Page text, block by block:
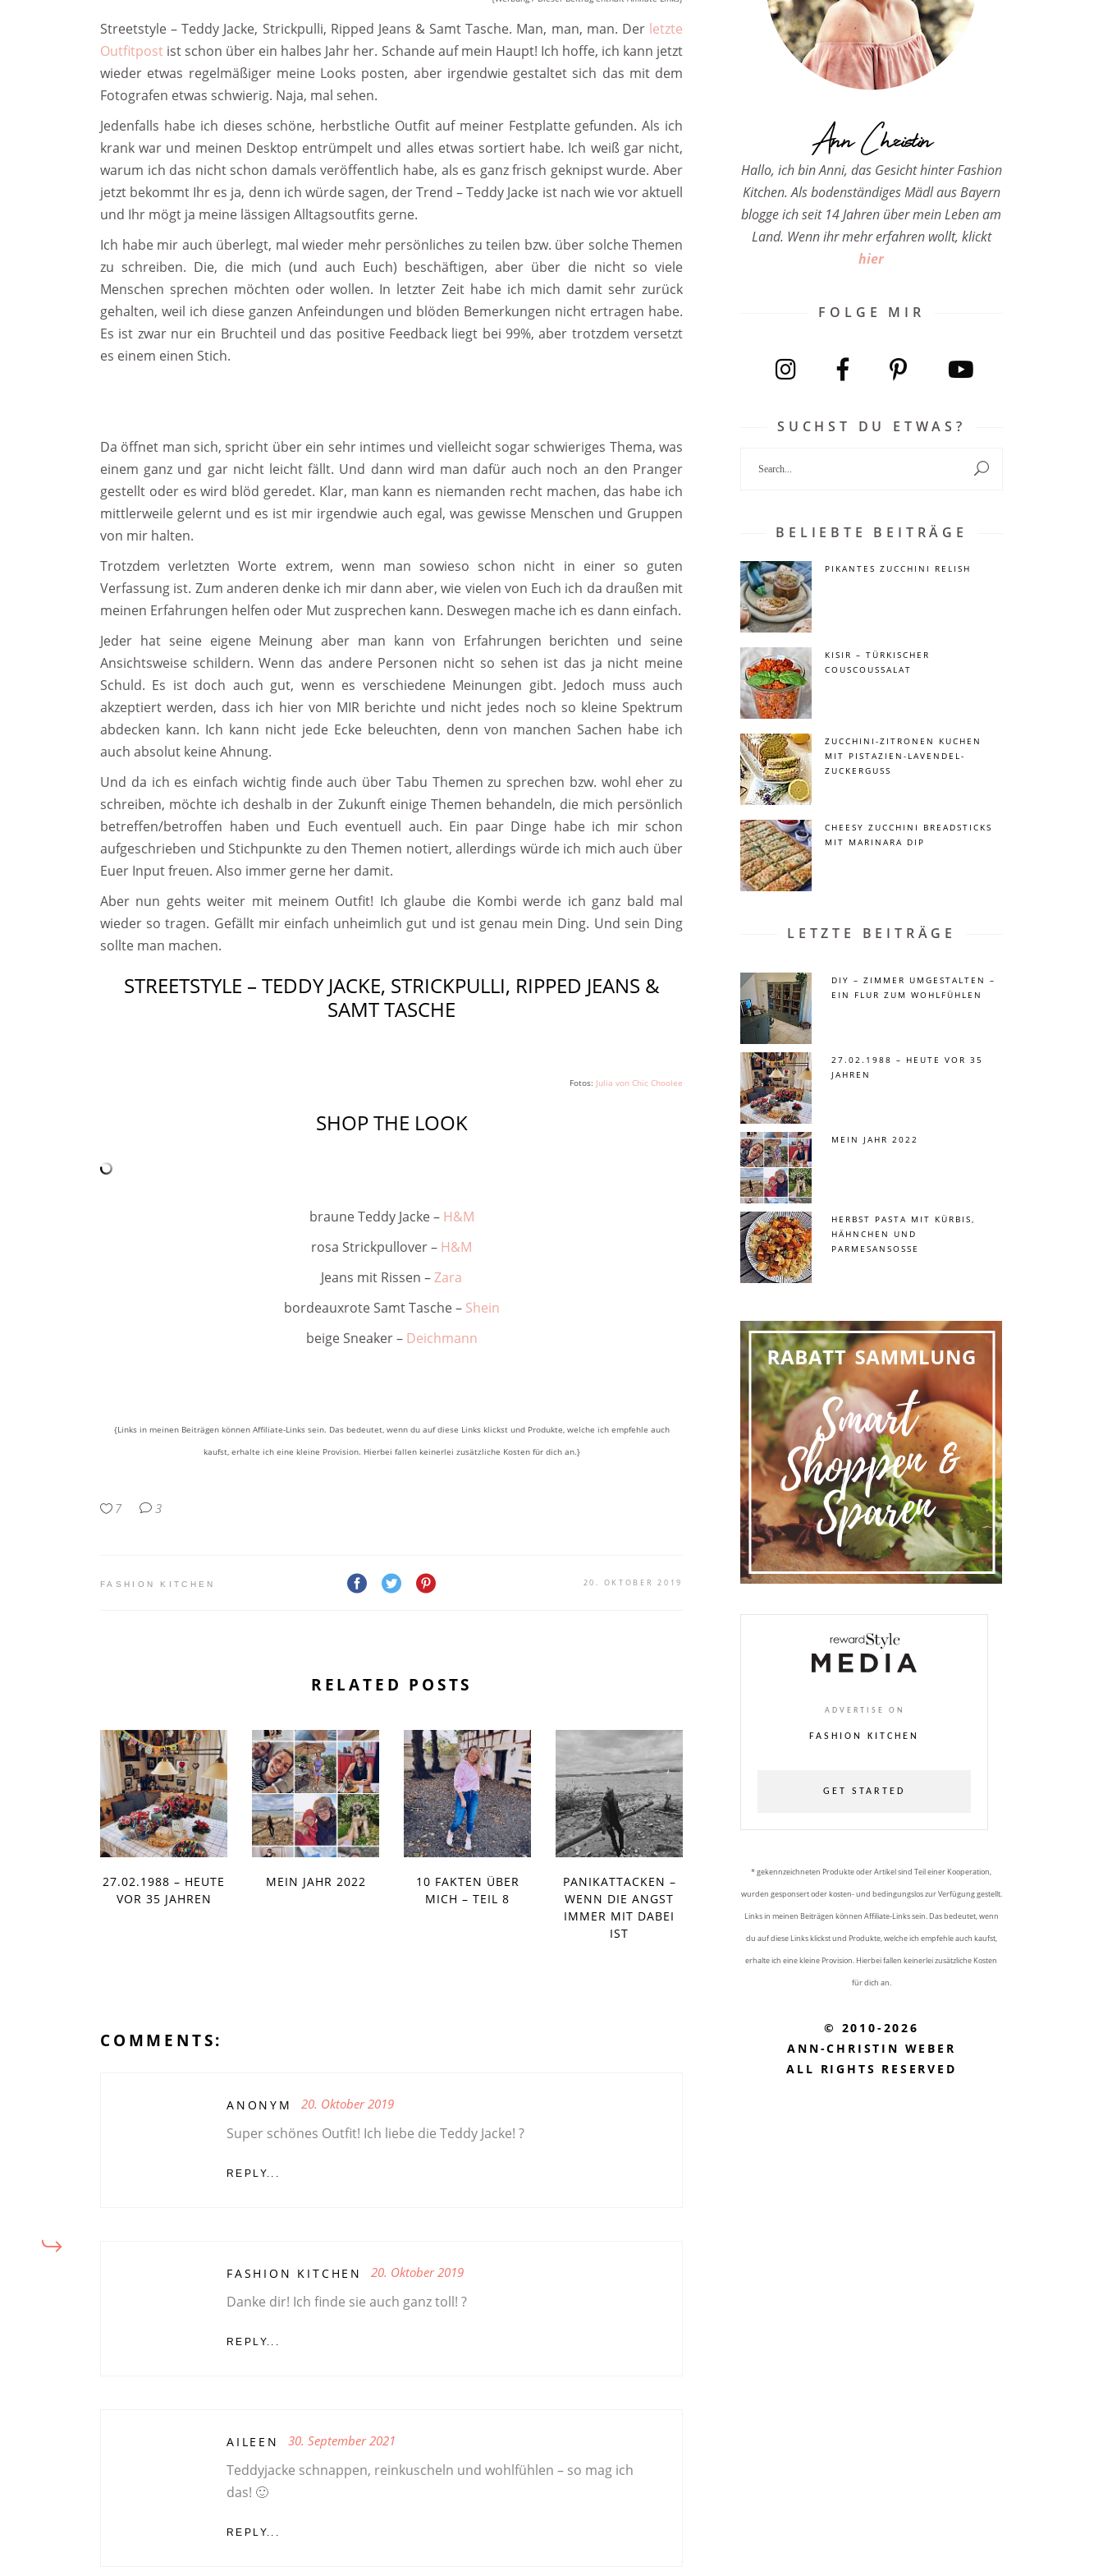
Streetstyle – Teddy Jacke, Strickpulli, Ripped Jeans & Samt Tasche. Man, man, man. Der letzte
Outfitpost ist schon über ein halbes Jahr her. Schande auf mein Haupt! Ich hoffe, ich kann jetzt
wieder etwas regelmäßiger meine Looks posten, aber irgendwie gestaltet sich das mit dem
Fotografen etwas schwierig. Naja, mal sehen.
Jedenfalls habe ich dieses schöne, herbstliche Outfit auf meiner Festplatte gefunden. Als ich
krank war und meinen Desktop entrümpelt und alles etwas sortiert habe. Ich weiß gar nicht,
warum ich das nicht schon damals veröffentlich habe, als es ganz frisch geknipst wurde. Aber
jetzt bekommt Ihr es ja, denn ich würde sagen, der Trend – Teddy Jacke ist nach wie vor aktuell
und Ihr mögt ja meine lässigen Alltagsoutfits gerne.
Ich habe mir auch überlegt, mal wieder mehr persönliches zu teilen bzw. über solche Themen
zu schreiben. Die, die mich (und auch Euch) beschäftigen, aber über die nicht so viele
Menschen sprechen möchten oder wollen. In letzter Zeit habe ich mich damit sehr zurück
gehalten, weil ich diese ganzen Anfeindungen und blöden Bemerkungen nicht ertragen habe.
Es ist zwar nur ein Bruchteil und das positive Feedback liegt bei 99%, aber trotzdem versetzt
es einem einen Stich.
Da öffnet man sich, spricht über ein sehr intimes und vielleicht sogar schwieriges Thema, was
einem ganz und gar nicht leicht fällt. Und dann wird man dafür auch noch an den Pranger
gestellt oder es wird blöd geredet. Klar, man kann es niemanden recht machen, das habe ich
mittlerweile gelernt und es ist mir irgendwie auch egal, was gewisse Menschen und Gruppen
von mir halten.
Trotzdem verletzten Worte extrem, wenn man sowieso schon nicht in einer so guten
Verfassung ist. Zum anderen denke ich mir dann aber, wie vielen von Euch ich da draußen mit
meinen Erfahrungen helfen oder Mut zusprechen kann. Deswegen mache ich es dann einfach.
Jeder hat seine eigene Meinung aber man kann von Erfahrungen berichten und seine
Ansichtsweise schildern. Wenn das andere Personen nicht so sehen ist das ja nicht meine
Schuld. Es ist doch auch gut, wenn es verschiedene Meinungen gibt. Jedoch muss auch
akzeptiert werden, dass ich hier von MIR berichte und nicht jedes noch so kleine Spektrum
abdecken kann. Ich kann nicht jede Ecke beleuchten, denn von manchen Sachen habe ich
auch absolut keine Ahnung.
Und da ich es einfach wichtig finde auch über Tabu Themen zu sprechen bzw. wohl eher zu
schreiben, möchte ich deshalb in der Zukunft einige Themen behandeln, die mich persönlich
betreffen/betroffen haben und Euch eventuell auch. Ein paar Dinge habe ich mir schon
aufgeschrieben und Stichpunkte zu den Themen notiert, allerdings würde ich mich auch über
Euer Input freuen. Also immer gerne her damit.
Aber nun gehts weiter mit meinem Outfit! Ich glaube die Kombi werde ich ganz bald mal
wieder so tragen. Gefällt mir einfach unheimlich gut und ist genau mein Ding. Und sein Ding
sollte man machen.
STREETSTYLE – TEDDY JACKE, STRICKPULLI, RIPPED JEANS &
SAMT TASCHE
Fotos: Julia von Chic Choolee
SHOP THE LOOK
braune Teddy Jacke – H&M
rosa Strickpullover – H&M
Jeans mit Rissen –Zara
bordeauxrote Samt Tasche – Shein
beige Sneaker – Deichmann
{Links in meinen Beiträgen können Affiliate-Links sein. Das bedeutet, wenn du auf diese Links klickst und Produkte, welche ich empfehle auch
kaufst, erhalte ich eine kleine Provision. Hierbei fallen keinerlei zusätzliche Kosten für dich an.}
7 3
FASHION KITCHEN 20. OKTOBER 2019
RELATED POSTS
27.02.1988 – HEUTE
VOR 35 JAHREN
MEIN JAHR 2022
10 FAKTEN ÜBER
MICH – TEIL 8
PANIKATTACKEN –
WENN DIE ANGST
IMMER MIT DABEI
IST
COMMENTS:
ANONYM 20. Oktober 2019
Super schönes Outfit! Ich liebe die Teddy Jacke! ?
REPLY...
FASHION KITCHEN 20. Oktober 2019
Danke dir! Ich finde sie auch ganz toll! ?
REPLY...
AILEEN 30. September 2021
Teddyjacke schnappen, reinkuscheln und wohlfühlen – so mag ich
das! 🙂
REPLY...
Ann Christin
Hallo, ich bin Anni, das Gesicht hinter Fashion
Kitchen. Als bodenständiges Mädl aus Bayern
blogge ich seit 14 Jahren über mein Leben am
Land. Wenn ihr mehr erfahren wollt, klickt
hier
FOLGE MIR
SUCHST DU ETWAS?
BELIEBTE BEITRÄGE
PIKANTES ZUCCHINI RELISH
KISIR – TÜRKISCHER
COUSCOUSSALAT
ZUCCHINI-ZITRONEN KUCHEN
MIT PISTAZIEN-LAVENDEL-
ZUCKERGUSS
CHEESY ZUCCHINI BREADSTICKS
MIT MARINARA DIP
LETZTE BEITRÄGE
DIY – ZIMMER UMGESTALTEN –
EIN FLUR ZUM WOHLFÜHLEN
27.02.1988 – HEUTE VOR 35
JAHREN
MEIN JAHR 2022
HERBST PASTA MIT KÜRBIS,
HÄHNCHEN UND
PARMESANSOSSE
ADVERTISE ON
FASHION KITCHEN
GET STARTED
* gekennzeichneten Produkte oder Artikel sind Teil einer Kooperation,
wurden gesponsert oder kosten- und bedingungslos zur Verfügung gestellt.
Links in meinen Beiträgen können Affiliate-Links sein. Das bedeutet, wenn
du auf diese Links klickst und Produkte, welche ich empfehle auch kaufst,
erhalte ich eine kleine Provision. Hierbei fallen keinerlei zusätzliche Kosten
für dich an.
© 2010-2026
ANN-CHRISTIN WEBER
ALL RIGHTS RESERVED